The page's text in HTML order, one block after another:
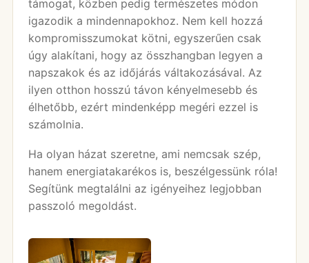
támogat, közben pedig természetes módon
igazodik a mindennapokhoz. Nem kell hozzá
kompromisszumokat kötni, egyszerűen csak
úgy alakítani, hogy az összhangban legyen a
napszakok és az időjárás váltakozásával. Az
ilyen otthon hosszú távon kényelmesebb és
élhetőbb, ezért mindenképp megéri ezzel is
számolnia.
Ha olyan házat szeretne, ami nemcsak szép,
hanem energiatakarékos is, beszélgessünk róla!
Segítünk megtalálni az igényeihez legjobban
passzoló megoldást.